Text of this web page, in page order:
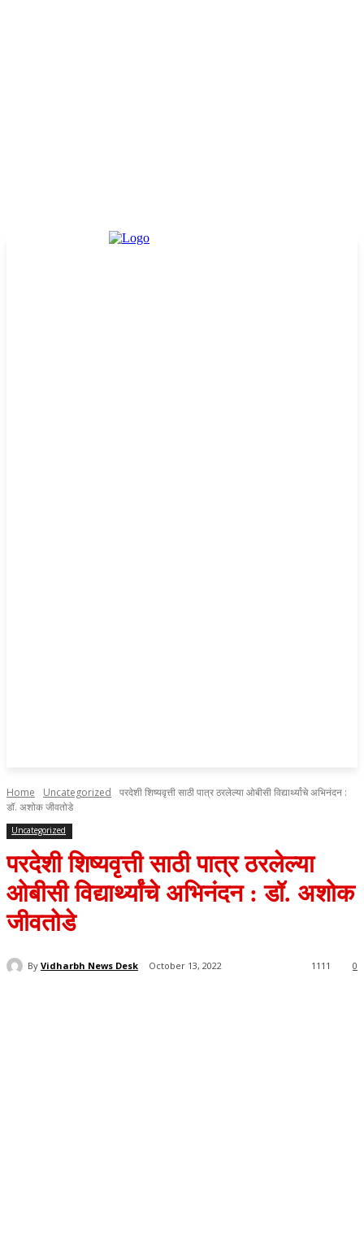
Home Uncategorized
परदेशी शिष्यवृत्ती साठी पात्र ठरलेल्या ओबीसी विद्यार्थ्यांचे अभिनंदन :
डॉ. अशोक जीवतोडे
Uncategorized
परदेशी शिष्यवृत्ती साठी पात्र ठरलेल्या
ओबीसी विद्यार्थ्यांचे अभिनंदन : डॉ. अशोक
जीवतोडे
By Vidharbh News Desk October 13, 2022 0
1111